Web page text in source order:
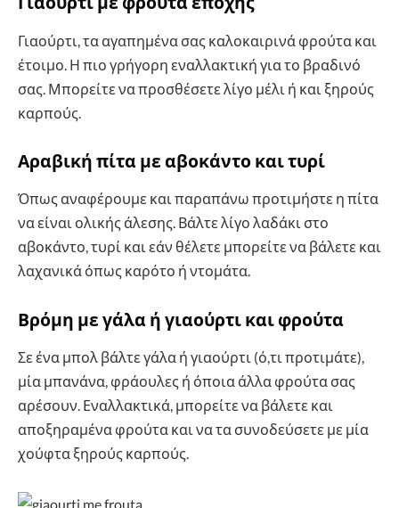
Γιαούρτι, τα αγαπημένα σας καλοκαιρινά φρούτα και
έτοιμο. Η πιο γρήγορη εναλλακτική για το βραδινό
σας. Μπορείτε να προσθέσετε λίγο μέλι ή και ξηρούς
καρπούς.
Αραβική πίτα με αβοκάντο και τυρί
Όπως αναφέρουμε και παραπάνω προτιμήστε η πίτα
να είναι ολικής άλεσης. Βάλτε λίγο λαδάκι στο
αβοκάντο, τυρί και εάν θέλετε μπορείτε να βάλετε και
λαχανικά όπως καρότο ή ντομάτα.
Βρόμη με γάλα ή γιαούρτι και φρούτα
Σε ένα μπολ βάλτε γάλα ή γιαούρτι (ό,τι προτιμάτε),
μία μπανάνα, φράουλες ή όποια άλλα φρούτα σας
αρέσουν. Εναλλακτικά, μπορείτε να βάλετε και
αποξηραμένα φρούτα και να τα συνοδεύσετε με μία
χούφτα ξηρούς καρπούς.